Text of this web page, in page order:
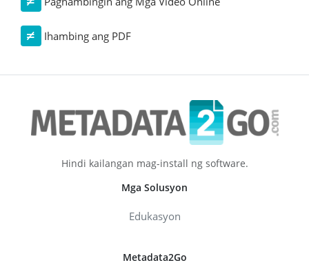
Ihambing ang PDF
Hindi kailangan mag-install ng software.
Mga Solusyon
Edukasyon
Metadata2Go